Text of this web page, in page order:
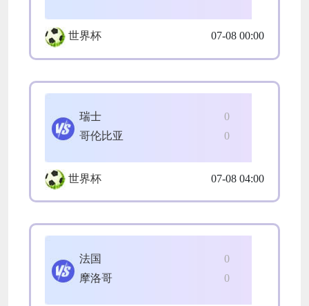
世界杯 07-08 00:00
0
瑞士
0
哥伦比亚
世界杯 07-08 04:00
0
法国
0
摩洛哥